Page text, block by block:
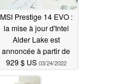
MSI Prestige 14 EVO :
la mise à jour d'Intel
Alder Lake est
annoncée à partir de
929 $ US 03/24/2022